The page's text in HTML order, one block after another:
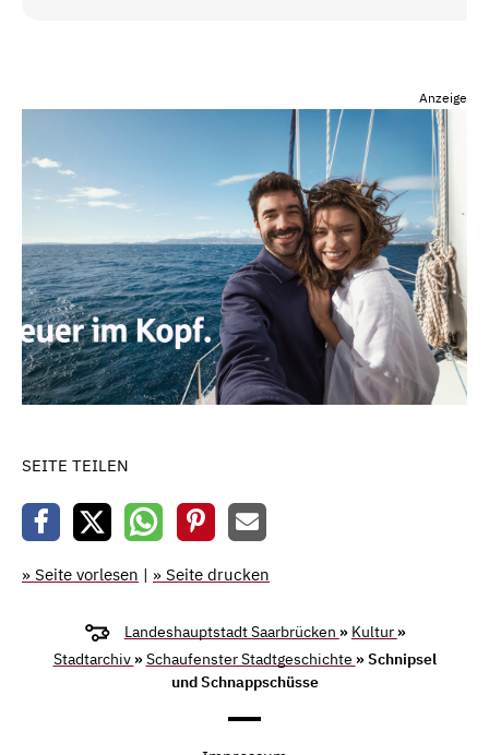
Anzeige
SEITE TEILEN
» Seite vorlesen | » Seite drucken
Landeshauptstadt Saarbrücken » Kultur »
Stadtarchiv »Schaufenster Stadtgeschichte » Schnipsel
und Schnappschüsse